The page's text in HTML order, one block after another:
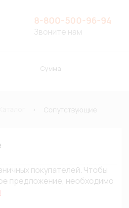
8-800-500-96-94
Звоните нам
Сумма
Сопутствующие
покупателей. Чтобы
предложение, необходимо